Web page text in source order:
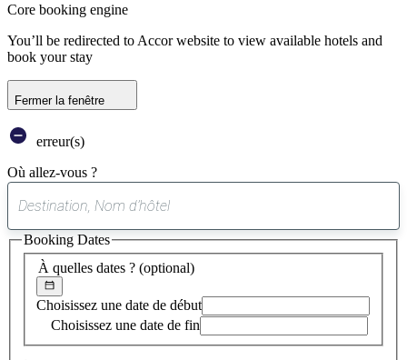
Core booking engine
You’ll be redirected to Accor website to view available hotels and
book your stay
Fermer la fenêtre
erreur(s)
Où allez-vous ?
suggestion
trouvée
À quelles dates ? (optional)
Choisissez une date de début
Choisissez une date de fin
Booking Dates